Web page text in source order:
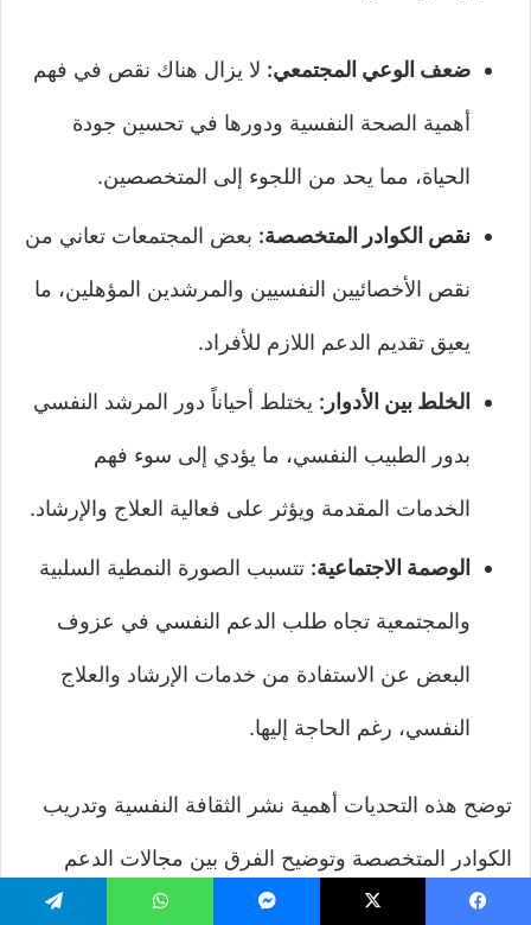
ضعف الوعي المجتمعي: لا يزال هناك نقص في فهم
أهمية الصحة النفسية ودورها في تحسين جودة
الحياة، مما يحد من اللجوء إلى المتخصصين.
نقص الكوادر المتخصصة: بعض المجتمعات تعاني من
نقص الأخصائيين النفسيين والمرشدين المؤهلين، ما
يعيق تقديم الدعم اللازم للأفراد.
الخلط بين الأدوار: يختلط أحياناً دور المرشد النفسي
بدور الطبيب النفسي، ما يؤدي إلى سوء فهم
الخدمات المقدمة ويؤثر على فعالية العلاج والإرشاد.
الوصمة الاجتماعية: تتسبب الصورة النمطية السلبية
والمجتمعية تجاه طلب الدعم النفسي في عزوف
البعض عن الاستفادة من خدمات الإرشاد والعلاج
النفسي، رغم الحاجة إليها.
توضح هذه التحديات أهمية نشر الثقافة النفسية وتدريب
الكوادر المتخصصة وتوضيح الفرق بين مجالات الدعم
النفسي لضمان وصول الخدمة للأفراد بشكل فعال ومؤثر.